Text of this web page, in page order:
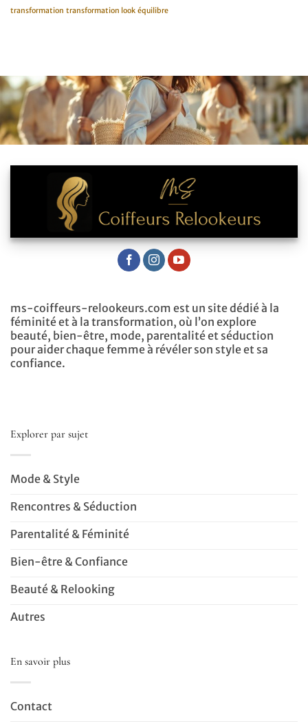
transformation transformation look équilibre
ms-coiffeurs-relookeurs.com est un site dédié à la
féminité et à la transformation, où l’on explore
beauté, bien-être, mode, parentalité et séduction
pour aider chaque femme à révéler son style et sa
confiance.
Explorer par sujet
Mode & Style
Rencontres & Séduction
Parentalité & Féminité
Bien-être & Confiance
Beauté & Relooking
Autres
En savoir plus
Contact